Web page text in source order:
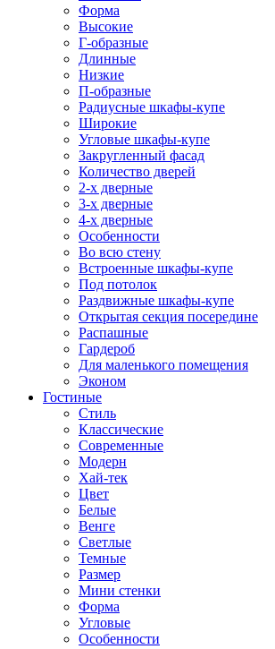
Форма
Высокие
Г-образные
Длинные
Низкие
П-образные
Радиусные шкафы-купе
Широкие
Угловые шкафы-купе
Закругленный фасад
Количество дверей
2-х дверные
3-х дверные
4-х дверные
Особенности
Во всю стену
Встроенные шкафы-купе
Под потолок
Раздвижные шкафы-купе
Открытая секция посередине
Распашные
Гардероб
Для маленького помещения
Эконом
Гостиные
Стиль
Классические
Современные
Модерн
Хай-тек
Цвет
Белые
Венге
Светлые
Темные
Размер
Мини стенки
Форма
Угловые
Особенности